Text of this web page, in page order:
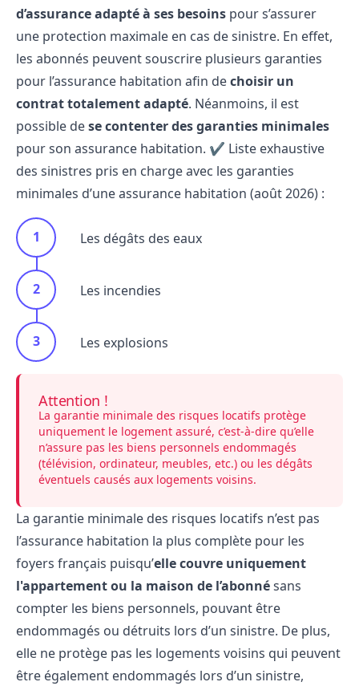
d’assurance adapté à ses besoins pour s’assurer
une protection maximale en cas de sinistre. En effet,
les abonnés peuvent souscrire plusieurs garanties
pour l’assurance habitation afin dechoisir un
contrat totalement adapté. Néanmoins, il est
possible dese contenter des garanties minimales
pour son assurance habitation. ✔️ Liste exhaustive
des sinistres pris en charge avec les garanties
minimales d’une assurance habitation (août 2026) :
Les dégâts des eaux
Les incendies
Les explosions
Attention !
La garantie minimale des risques locatifs protège
uniquement le logement assuré, c’est-à-dire qu’elle
n’assure pas les biens personnels endommagés
(télévision, ordinateur, meubles, etc.) ou les dégâts
éventuels causés aux logements voisins.
La garantie minimale des risques locatifs n’est pas
l’assurance habitation la plus complète pour les
foyers français puisqu’elle couvre uniquement
l'appartementou la maison de l’abonnésans
compter les biens personnels, pouvant être
endommagés ou détruits lors d’un sinistre. De plus,
elle ne protège pas les logements voisins qui peuvent
être également endommagés lors d’un sinistre,